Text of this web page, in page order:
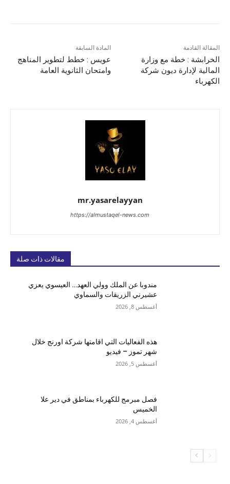
المادة السابقة
عويس : خطط لتطوير المناهج
وامتحان الثانوية العامة
المقالة القادمة
الخرابشة : خطة مع وزارة
المالية لإدارة ديون شركة
الكهرباء
mr.yasarelayyan
https://almustaqel-news.com
مقالات ذات صلة
مندوبا عن الملك وولي العهد… العيسوي يعزي
عشيرني الزريقات والسماوي
أغسطس 8, 2026
هذه الفعاليات التي اقامتها شركة اورنج خلال
شهر تموز – فيديو
أغسطس 5, 2026
فصل مبرمج للكهرباء بمناطق في دير علا
الخميس
أغسطس 4, 2026